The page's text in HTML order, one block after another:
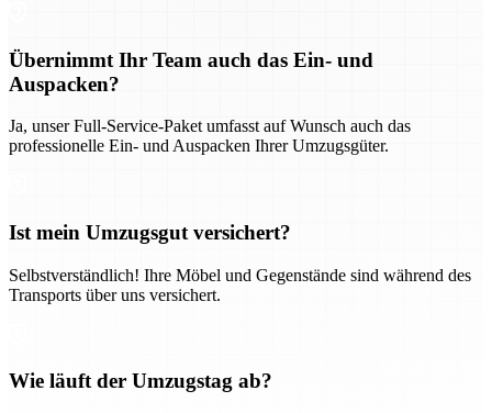
Übernimmt Ihr Team auch das Ein- und
Auspacken?
Ja, unser Full-Service-Paket umfasst auf Wunsch auch das
professionelle Ein- und Auspacken Ihrer Umzugsgüter.
Ist mein Umzugsgut versichert?
Selbstverständlich! Ihre Möbel und Gegenstände sind während des
Transports über uns versichert.
Wie läuft der Umzugstag ab?